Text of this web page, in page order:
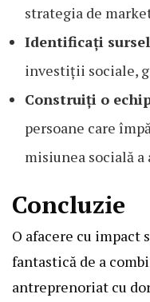
strategia de
Identificați
investiții sociale,
Construiți o
persoane care
misiunea socială a
Concluzie
O afacere cu impact
fantastică de a
antreprenoriat cu